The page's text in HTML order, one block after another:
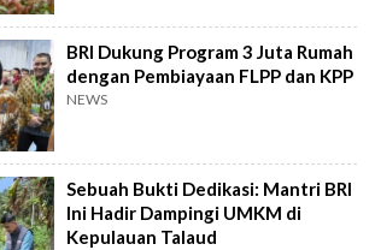
BRI Dukung Program 3 Juta Rumah
dengan Pembiayaan FLPP dan KPP
NEWS
Sebuah Bukti Dedikasi: Mantri BRI
Ini Hadir Dampingi UMKM di
Kepulauan Talaud